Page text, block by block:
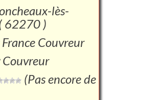
lès-
62270 )
France Couvreur
Couvreur
(Pas encore de